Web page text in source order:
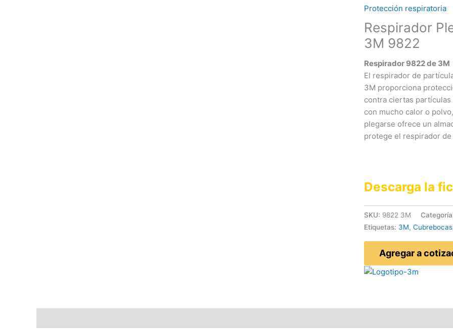
Protección respiratoria
Respirador
3M 9822
Respirador 9822 de 3M
El respirador de
3M proporciona
contra ciertas
con mucho calor o
plegarse ofrece un
protege el respirador
Descarga la
SKU: 9822 3M
Etiquetas: 3M, Cubrebocas
Agregar a